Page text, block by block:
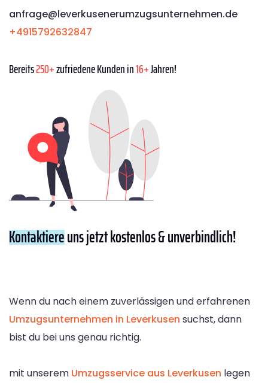
anfrage@leverkusenerumzugsunternehmen.de
+4915792632847
Bereits250+zufriedene Kunden in16+Jahren!
Kontaktiereuns jetzt kostenlos & unverbindlich!
Wenn du nach einem zuverlässigen und erfahrenen
Umzugsunternehmen in Leverkusen suchst, dann
bist du bei uns genau richtig.
mit unserem Umzugsservice aus Leverkusen legen